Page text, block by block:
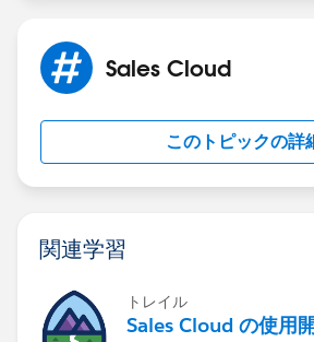
Sales Cloud
このトピックの詳
関連学習
トレイル
Sales Cloud の使用